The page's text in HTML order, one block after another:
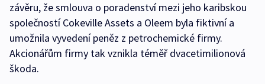
závěru, že smlouva o poradenství mezi jeho karibskou
společností Cokeville Assets a Oleem byla fiktivní a
umožnila vyvedení peněz z petrochemické firmy.
Akcionářům firmy tak vznikla téměř dvacetimilionová
škoda.